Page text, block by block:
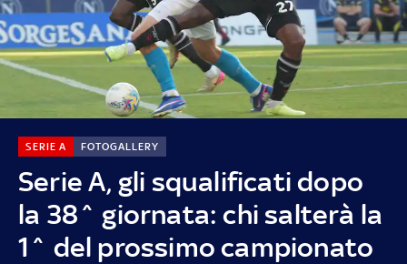
Serie A, gli squalificati dopo
la 38^ giornata: chi salterà la
1^ del prossimo campionato
SERIE A FOTOGALLERY